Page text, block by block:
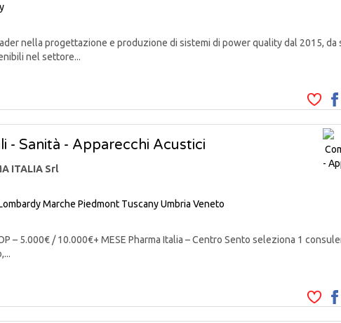
nella progettazione e produzione di sistemi di power quality dal 2015, da
nel settore...
- Sanità - Apparecchi Acustici
ITALIA Srl
Marche Piedmont TuscanyUmbria Veneto
– 5.000€ / 10.000€+ MESE Pharma Italia – Centro Sento seleziona 1